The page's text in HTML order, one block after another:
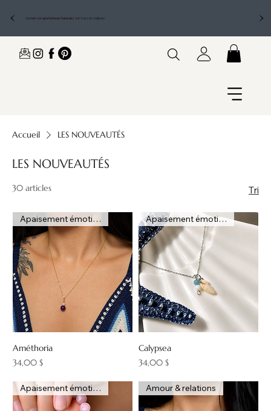
Livraison gratuite au Canada| sur tous les bijoux
Accueil LES NOUVEAUTÉS
LES NOUVEAUTÉS
30 articles Tri
Apaisement émotionnel
Améthoria
Prix
34,00 $
Apaisement émotionnel
Calypsea
Prix
34,00 $
Apaisement émotionnel Amour & relations